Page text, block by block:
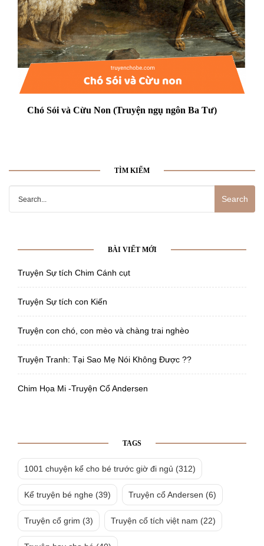
Chó Sói và Cừu Non (Truyện ngụ ngôn Ba Tư)
TÌM KIẾM
for:
BÀI VIẾT MỚI
Truyện Sự tích Chim Cánh cụt
Truyện Sự tích con Kiến
Truyện con chó, con mèo và chàng trai nghèo
Truyện Tranh: Tại Sao Mẹ Nói Không Được ??
Chim Họa Mi -Truyện Cổ Andersen
TAGS
1001 chuyện kể cho bé trước giờ đi ngủ (312)
Kể truyện bé nghe (39) Truyện cổ Andersen (6)
Truyện cổ grim (3) Truyện cổ tích việt nam (22)